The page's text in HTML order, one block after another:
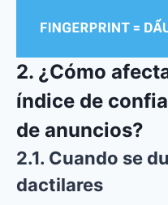
2. ¿Cómo
índice de
de anuncios?
2.1. Cuando se
dactilares